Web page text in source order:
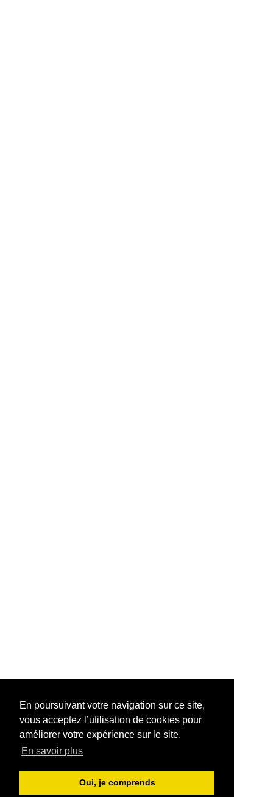
En poursuivant votre navigation sur ce site,
vous acceptez l’utilisation de cookies pour
améliorer votre expérience sur le site.
En savoir plus
Oui, je comprends